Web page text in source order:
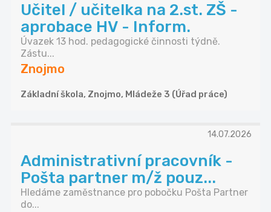
Učitel / učitelka na 2.st. ZŠ -
aprobace HV - Inform.
Úvazek 13 hod. pedagogické činnosti týdně.
Zástu...
Znojmo
Základní škola, Znojmo, Mládeže 3 (Úřad práce)
14.07.2026
Administrativní pracovník -
Pošta partner m/ž pouz...
Hledáme zaměstnance pro pobočku Pošta Partner
do...